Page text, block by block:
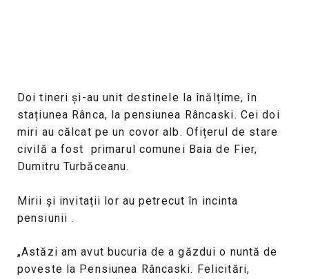
Doi tineri și-au unit destinele la înălțime, în
stațiunea Rânca, la pensiunea Râncaski. Cei doi
miri au călcat pe un covor alb. Ofițerul de stare
civilă a fost primarul comunei Baia de Fier,
Dumitru Turbăceanu.
Mirii și invitații lor au petrecut în incinta
pensiunii .
„Astăzi am avut bucuria de a găzdui o nuntă de
poveste la Pensiunea Râncaski. Felicitări,